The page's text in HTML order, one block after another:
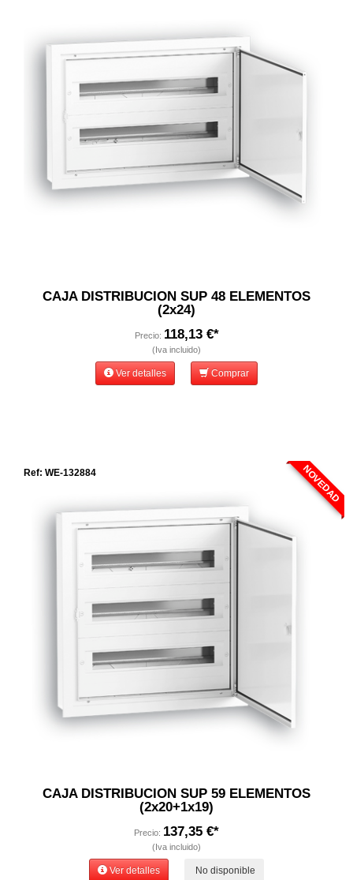
CAJA DISTRIBUCION SUP 48 ELEMENTOS
(2x24)
Precio: 118,13 €*
(Iva incluido)
Ver detalles Comprar
NOVEDAD
Ref: WE-132884
CAJA DISTRIBUCION SUP 59 ELEMENTOS
(2x20+1x19)
Precio: 137,35 €*
(Iva incluido)
Ver detalles No disponible